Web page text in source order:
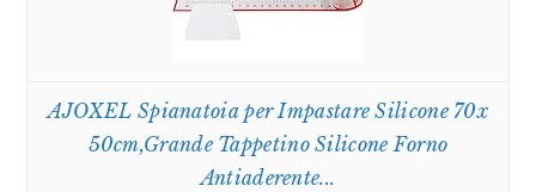
AJOXEL Spianatoia per Impastare Silicone 70x
50cm,Grande Tappetino Silicone Forno
Antiaderente...